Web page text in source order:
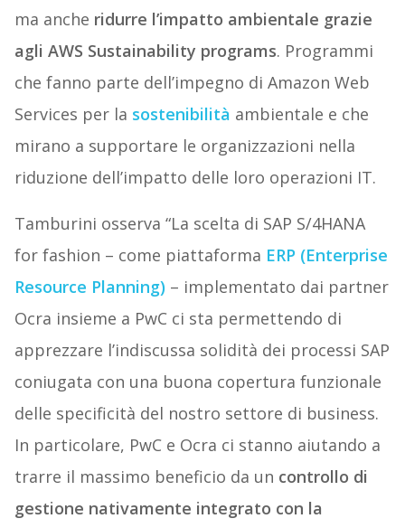
ma anche ridurre l’impatto ambientale grazie
agli AWS Sustainability programs. Programmi
che fanno parte dell’impegno di Amazon Web
Services per la sostenibilità ambientale e che
mirano a supportare le organizzazioni nella
riduzione dell’impatto delle loro operazioni IT.
Tamburini osserva “La scelta di SAP S/4HANA
for fashion – come piattaforma ERP (Enterprise
Resource Planning) – implementato dai partner
Ocra insieme a PwC ci sta permettendo di
apprezzare l’indiscussa solidità dei processi SAP
coniugata con una buona copertura funzionale
delle specificità del nostro settore di business.
In particolare, PwC e Ocra ci stanno aiutando a
trarre il massimo beneficio da un controllo di
gestione nativamente integrato con la